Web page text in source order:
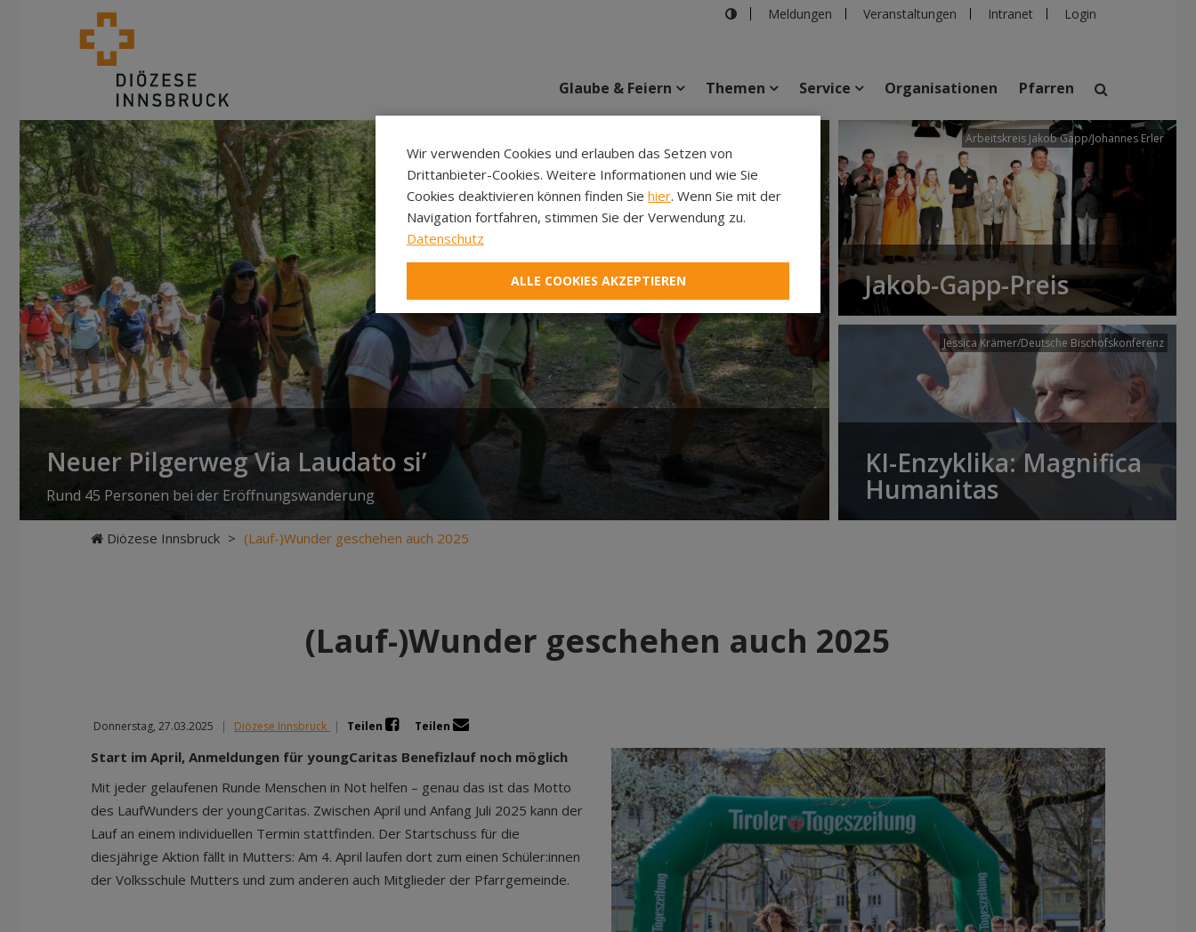
Meldungen Veranstaltungen Intranet Login
suchen
Veranstaltungen Personen Pfarren Einrichtungen
Glaube & Feiern Themen Service Organisationen Pfarren
Neuer Pilgerweg Via Laudato si’
Rund 45 Personen bei der Eröffnungswanderung
Arbeitskreis Jakob Gapp/Johannes Erler
Jakob-Gapp-Preis
Jessica Krämer/Deutsche Bischofskonferenz
KI-Enzyklika: Magnifica
Humanitas
Diözese Innsbruck > (Lauf-)Wunder geschehen auch 2025
(Lauf-)Wunder geschehen auch 2025
Donnerstag, 27.03.2025 | Diözese Innsbruck | Teilen Teilen
Start im April, Anmeldungen für youngCaritas Benefizlauf noch möglich
Mit jeder gelaufenen Runde Menschen in Not helfen – genau das ist das Motto
des LaufWunders der youngCaritas. Zwischen April und Anfang Juli 2025 kann der
Lauf an einem individuellen Termin stattfinden. Der Startschuss für die
diesjährige Aktion fällt in Mutters: Am 4. April laufen dort zum einen Schüler:innen
der Volksschule Mutters und zum anderen auch Mitglieder der Pfarrgemeinde.
Wir verwenden Cookies und erlauben das Setzen von
Drittanbieter-Cookies. Weitere Informationen und wie Sie
Cookies deaktivieren können finden Sie hier. Wenn Sie mit der
Navigation fortfahren, stimmen Sie der Verwendung zu.
Datenschutz
ALLE COOKIES AKZEPTIEREN